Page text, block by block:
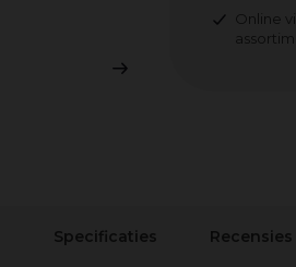
Online
Specificaties Recensies